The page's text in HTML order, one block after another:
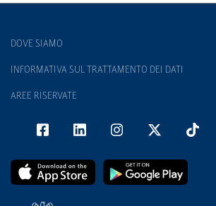
DOVE SIAMO
INFORMATIVA SUL TRATTAMENTO DEI DATI
AREE RISERVATE